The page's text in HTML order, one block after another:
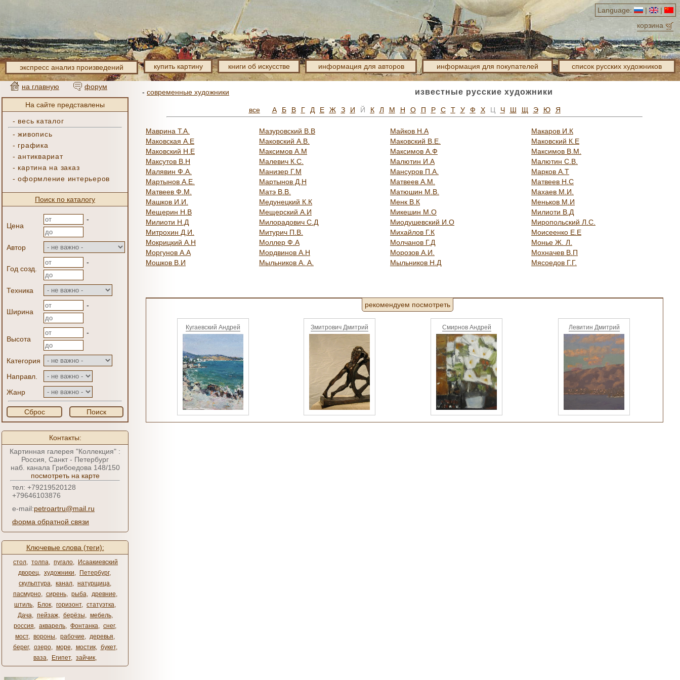
Language: |
|
корзина
экспресс анализ произведений купить картину книги об искусстве информация для авторов информация для покупателей список русских художников
на главную форум
На сайте представлены
- весь каталог
-живопись
- графика
-антиквариат
- картина на заказ
-оформление интерьеров
Поиск по каталогу
Цена
-
Автор
Год созд.
-
Техника
Ширина
-
Высота
-
Категория
Направл.
Жанр
Сброс Поиск
Контакты:
Картинная галерея "Коллекция" :
Россия, Санкт - Петербург
наб. канала Грибоедова 148/150
посмотреть на карте
тел: +79219520128
+79646103876
e-mail:petroartru@mail.ru
форма обратной связи
Ключевые слова (теги):
стол, толпа, пугало,
Исаакиевский
дворец, художники, Петербург,
скульптура, канал, натурщица,
пасмурно, сирень, рыба, древние,
штиль, Блок, горизонт, статуэтка,
Дача, пейзаж, берёзы, мебель,
россия, акварель, Фонтанка, снег,
мост, вороны, рабочие, деревья,
берег, озеро, море, мостик, букет,
ваза, Египет, зайчик,
- современные художники известные русские художники
все А Б В Г Д Е Ж З И Й К Л М Н О П Р С Т У Ф Х Ц Ч Ш Щ Э Ю Я
Маврина Т.А. Мазуровский В.В Майков Н.А
Макаров И.К
Маковская А.Е
Маковский А.В. Маковский В.Е.
Маковский К.Е
Маковский Н.Е
Максимов А.М Максимов А.Ф
Максимов В.М.
Максутов В.Н
Малевич К.С. Малютин И.А
Малютин С.В.
Малявин Ф.А.
Манизер Г.М Мансуров П.А.
Марков А.Т
Мартынов А.Е.
Мартынов Д.Н Матвеев А.М.
Матвеев Н.С
Матвеев Ф.М.
Матэ В.В. Матюшин М.В.
Махаев М.И.
Машков И.И.
Медунецкий К.К Менк В.К
Меньков М.И
Мещерин Н.В
Мещерский А.И Микешин М.О
Милиоти В.Д
Милиоти Н.Д
Милорадович С.Д Миодушевский И.О
Миропольский Л.С.
Митрохин Д.И.
Митурич П.В. Михайлов Г.К
Моисеенко Е.Е
Мокрицкий А.Н
Моллер Ф.А Молчанов Г.Д
Монье Ж. Л.
Моргунов А.А
Мордвинов А.Н Морозов А.И.
Мохначев В.П
Мошков В.И
Мыльников А. А. Мыльников Н.Д Мясоедов Г.Г.
рекомендуем посмотреть
Кугаевский Андрей Змитрович Дмитрий Смирнов Андрей Левитин Дмитрий